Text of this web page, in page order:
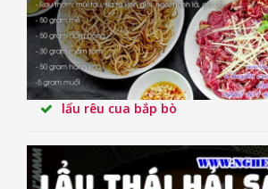
lẩu rêu cua bắp bò